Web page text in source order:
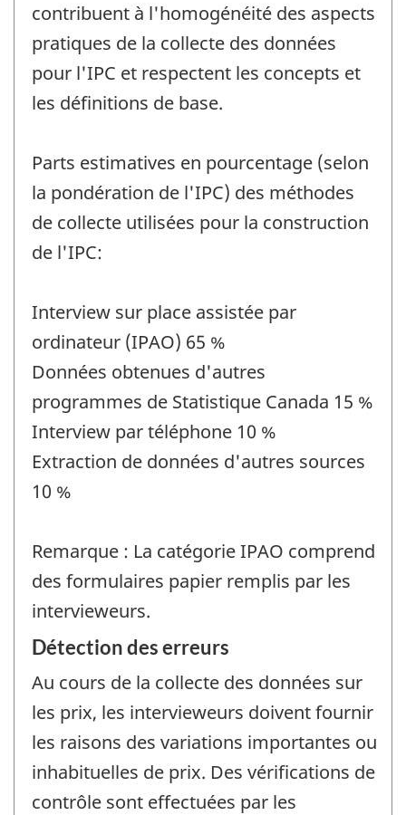
contribuent à l'homogénéité des aspects
pratiques de la collecte des données
pour l'IPC et respectent les concepts et
les définitions de base.
Parts estimatives en pourcentage (selon
la pondération de l'IPC) des méthodes
de collecte utilisées pour la construction
de l'IPC:
Interview sur place assistée par
ordinateur (IPAO) 65 %
Données obtenues d'autres
programmes de Statistique Canada 15 %
Interview par téléphone 10 %
Extraction de données d'autres sources
10 %
Remarque : La catégorie IPAO comprend
des formulaires papier remplis par les
intervieweurs.
Détection des erreurs
Au cours de la collecte des données sur
les prix, les intervieweurs doivent fournir
les raisons des variations importantes ou
inhabituelles de prix. Des vérifications de
contrôle sont effectuées par les